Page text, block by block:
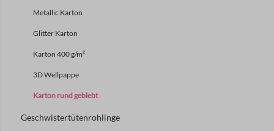
Metallic Karton
Glitter Karton
Karton 400 g/m²
3D Wellpappe
Karton rund geblebt
Geschwistertütenrohlinge